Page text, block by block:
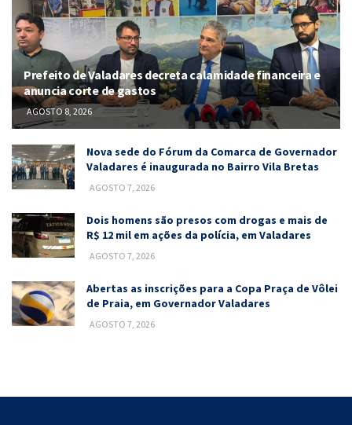
Prefeito de Valadares decreta calamidade financeira e
anuncia corte de gastos
AGOSTO 8, 2026
Nova sede do Fórum da Comarca de Governador
Valadares é inaugurada no Bairro Vila Bretas
AGOSTO 7, 2026
Dois homens são presos com drogas e mais de
R$ 12 mil em ações da polícia, em Valadares
AGOSTO 7, 2026
Abertas as inscrições para a Copa Praça de Vôlei
de Praia, em Governador Valadares
AGOSTO 7, 2026